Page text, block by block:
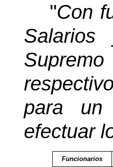
"Con
para un
efectuar
Funcionarios